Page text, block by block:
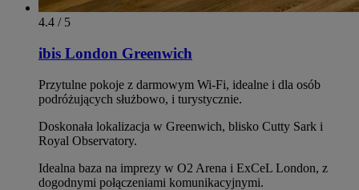
4.4 / 5
ibis London Greenwich
Przytulne pokoje z darmowym Wi‑Fi, idealne i dla osób
podróżujących służbowo, i turystycznie.
Doskonała lokalizacja w Greenwich, blisko Cutty Sark i
Royal Observatory.
Idealna baza na imprezy w O2 Arena i ExCeL London, z
dogodnymi połączeniami komunikacyjnymi.